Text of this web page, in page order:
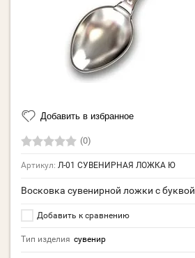
Добавить в избранное
(0)
Артикул: Л-01 СУВЕНИРНАЯ ЛОЖКА Ю
Восковка сувенирной ложки с буквой
Добавить к сравнению
Тип изделия сувенир